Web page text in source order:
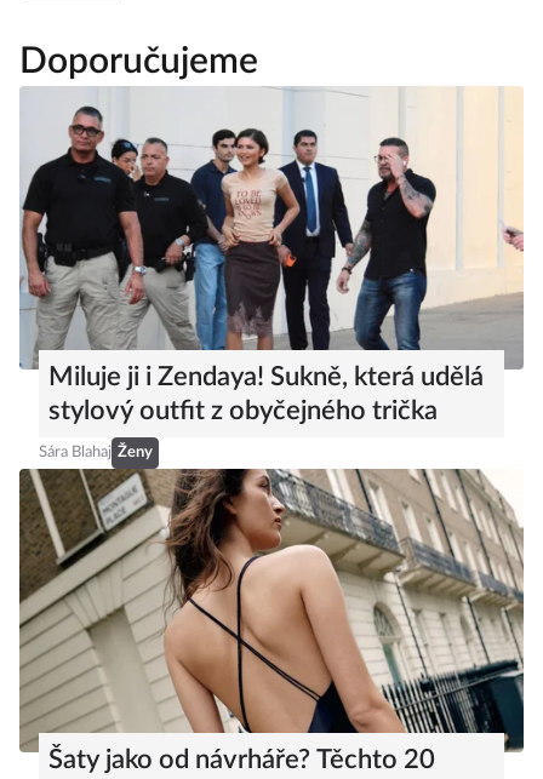
Doporučujeme
Miluje ji i Zendaya! Sukně, která udělá
stylový outfit z obyčejného trička
Sára Blahaj Ženy
Šaty jako od návrháře? Těchto 20